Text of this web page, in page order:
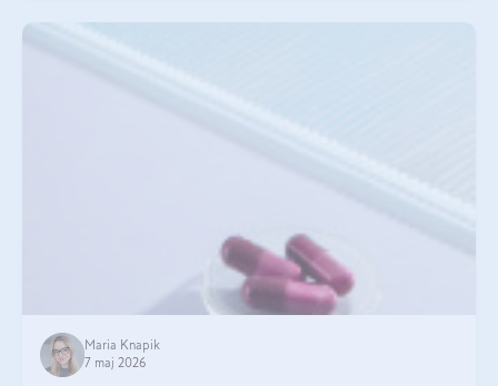
Maria Knapik
7 maj 2026